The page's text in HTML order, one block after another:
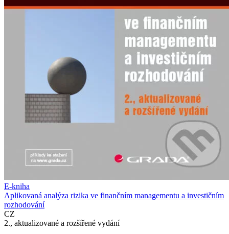
E-kniha
Aplikovaná analýza rizika ve finančním managementu a investičním
rozhodování
CZ
2., aktualizované a rozšířené vydání